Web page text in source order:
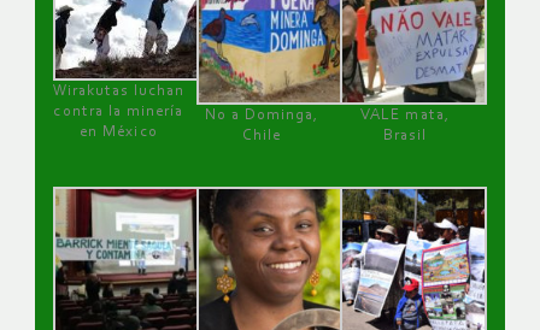
Wirakutas luchan
contra la minería
en México
No a Dominga,
Chile
VALE mata,
Brasil